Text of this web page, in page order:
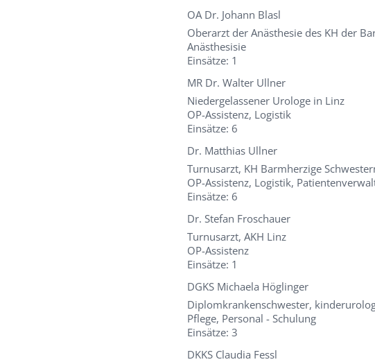
OA Dr. Johann Blasl
Oberarzt der Anästhesie des KH der
Anästhesisie
Einsätze: 1
MR Dr. Walter Ullner
Niedergelassener Urologe in Linz
OP-Assistenz, Logistik
Einsätze: 6
Dr. Matthias Ullner
Turnusarzt, KH Barmherzige
OP-Assistenz, Logistik,
Einsätze: 6
Dr. Stefan Froschauer
Turnusarzt, AKH Linz
OP-Assistenz
Einsätze: 1
DGKS Michaela Höglinger
Diplomkrankenschwester,
Pflege, Personal - Schulung
Einsätze: 3
DKKS Claudia Fessl